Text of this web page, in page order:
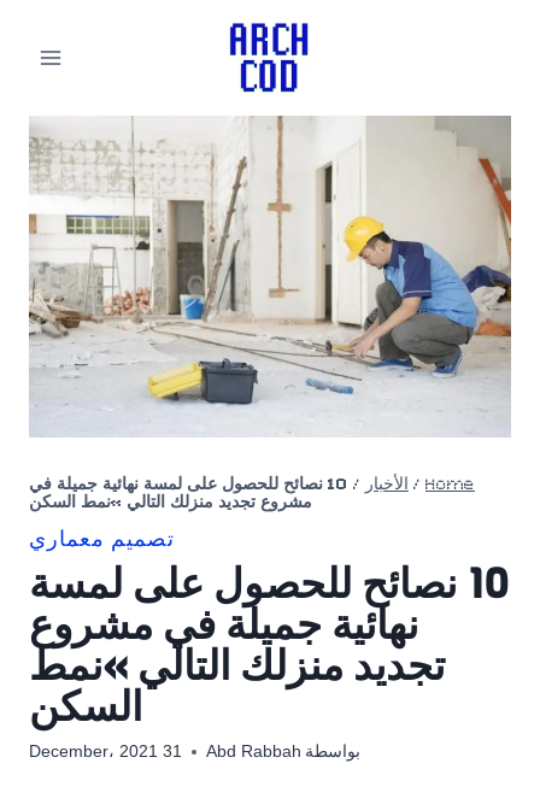
Home
/ الأخبار /
10 نصائح للحصول على لمسة نهائية جميلة في
مشروع تجديد منزلك التالي »نمط السكن
تصميم معماري
10 نصائح للحصول على لمسة
نهائية جميلة في مشروع
تجديد منزلك التالي »نمط
السكن
بواسطة Abd Rabbah 31 December، 2021